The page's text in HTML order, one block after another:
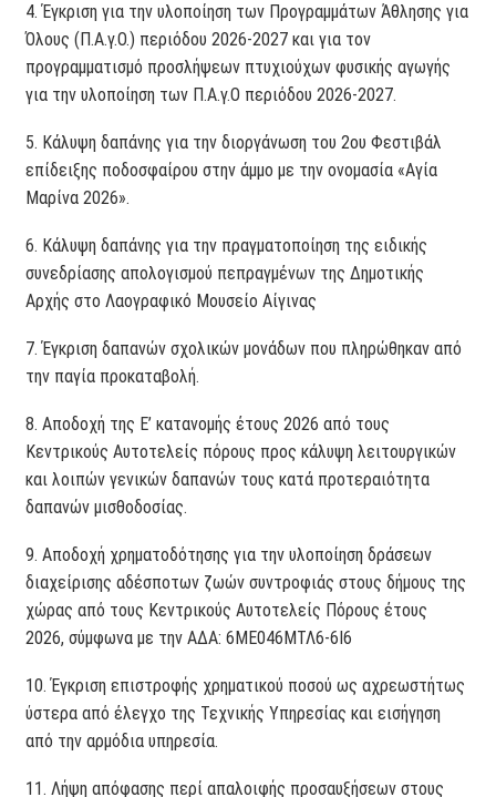
4. Έγκριση για την υλοποίηση των Προγραμμάτων Άθλησης για
Όλους (Π.Α.γ.Ο.) περιόδου 2026-2027 και για τον
προγραμματισμό προσλήψεων πτυχιούχων φυσικής αγωγής
για την υλοποίηση των Π.Α.γ.Ο περιόδου 2026-2027.
5. Κάλυψη δαπάνης για την διοργάνωση του 2ου Φεστιβάλ
επίδειξης ποδοσφαίρου στην άμμο με την ονομασία «Αγία
Μαρίνα 2026».
6. Κάλυψη δαπάνης για την πραγματοποίηση της ειδικής
συνεδρίασης απολογισμού πεπραγμένων της Δημοτικής
Αρχής στο Λαογραφικό Μουσείο Αίγινας
7. Έγκριση δαπανών σχολικών μονάδων που πληρώθηκαν από
την παγία προκαταβολή.
8. Αποδοχή της Ε’ κατανομής έτους 2026 από τους
Κεντρικούς Αυτοτελείς πόρους προς κάλυψη λειτουργικών
και λοιπών γενικών δαπανών τους κατά προτεραιότητα
δαπανών μισθοδοσίας.
9. Αποδοχή χρηματοδότησης για την υλοποίηση δράσεων
διαχείρισης αδέσποτων ζωών συντροφιάς στους δήμους της
χώρας από τους Κεντρικούς Αυτοτελείς Πόρους έτους
2026, σύμφωνα με την ΑΔΑ: 6ΜΕ046ΜΤΛ6-6Ι6
10. Έγκριση επιστροφής χρηματικού ποσού ως αχρεωστήτως
ύστερα από έλεγχο της Τεχνικής Υπηρεσίας και εισήγηση
από την αρμόδια υπηρεσία.
11. Λήψη απόφασης περί απαλοιφής προσαυξήσεων στους